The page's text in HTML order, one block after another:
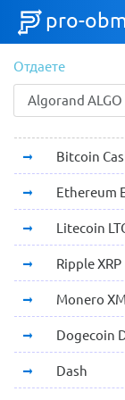
pro-
Отдаете
Bitcoin
Ethereum
Litecoin
Ripple XRP
Monero
Dogecoin
Dash